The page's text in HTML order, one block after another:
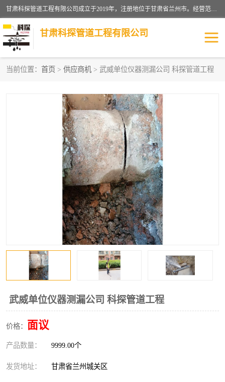
甘肃科探管道工程有限公司成立于2019年，注册地位于甘肃省兰州市。经营范围包括管道安装、清洗、疏通、维修、检测，防水工程，工程钻孔，化粪池清理，暖气安装，给排水管道安装维修，室内外管道如消防、供水、供热管道漏水检测定位，室内外防水堵漏等。
甘肃科探管道工程有限公司
当前位置： 首页 > 供应商机 > 武威单位仪器测漏公司 科探管道工程
武威单位仪器测漏公司 科探管道工程
价格： 面议
产品数量： 9999.00个
发货地址： 甘肃省兰州城关区
漏水检查维修 消防管道漏水
供热管道漏水 排水管道漏水
自来水管漏水 管道疏通
高压车疏通清淤